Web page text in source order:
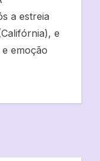
a estreia
e
emoção